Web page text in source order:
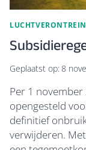
Geplaatst op:8
Per 1
opengesteld
definitief
verwijderen.